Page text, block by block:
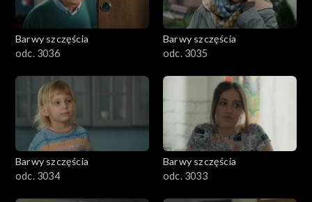
Barwy szczęścia
odc. 3036
Barwy szczęścia
odc. 3035
Barwy szczęścia
odc. 3034
Barwy szczęścia
odc. 3033